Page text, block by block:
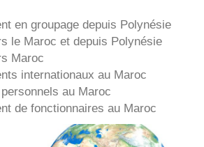
en groupage depuis Polynésie
le Maroc et depuis Polynésie
Maroc
internationaux au Maroc
au Maroc
de fonctionnaires au Maroc